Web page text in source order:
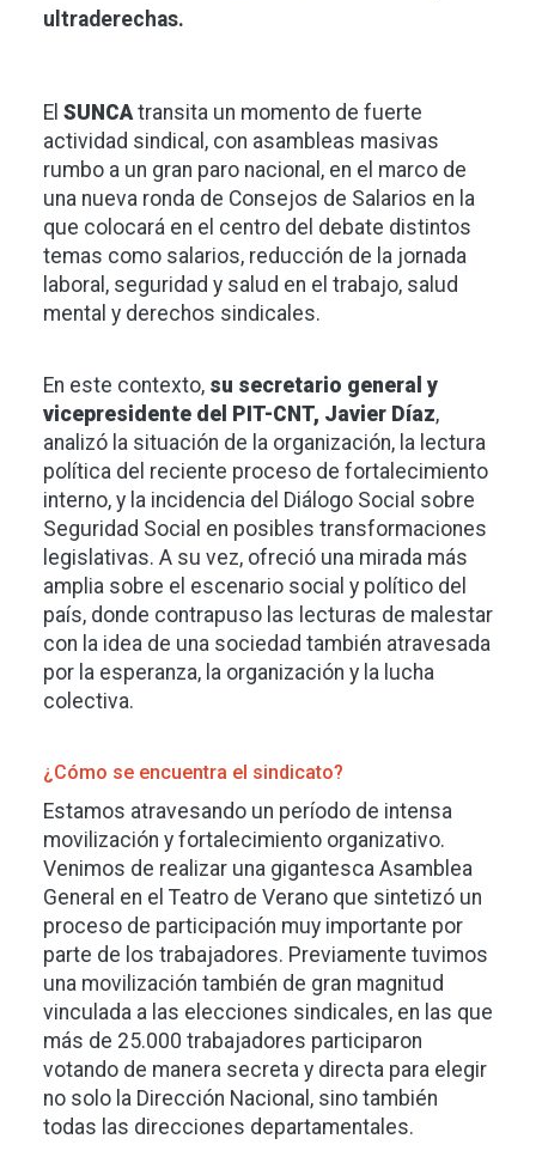
ultraderechas.
El SUNCAtransita un momento de fuerte
actividad sindical, con asambleas masivas
rumbo a un gran paro nacional, en el marco de
una nueva ronda de Consejos de Salarios en la
que colocará en el centro del debate distintos
temas como salarios, reducción de la jornada
laboral, seguridad y salud en el trabajo, salud
mental y derechos sindicales.
En este contexto, su secretario general y
vicepresidente del PIT-CNT, Javier Díaz,
analizó la situación de la organización, la lectura
política del reciente proceso de fortalecimiento
interno, y la incidencia del Diálogo Social sobre
Seguridad Social en posibles transformaciones
legislativas. A su vez, ofreció una mirada más
amplia sobre el escenario social y político del
país, donde contrapuso las lecturas de malestar
con la idea de una sociedad también atravesada
por la esperanza, la organización y la lucha
colectiva.
¿Cómo se encuentra el sindicato?
Estamos atravesando un período de intensa
movilización y fortalecimiento organizativo.
Venimos de realizar una gigantesca Asamblea
General en el Teatro de Verano que sintetizó un
proceso de participación muy importante por
parte de los trabajadores. Previamente tuvimos
una movilización también de gran magnitud
vinculada a las elecciones sindicales, en las que
más de 25.000 trabajadores participaron
votando de manera secreta y directa para elegir
no solo la Dirección Nacional, sino también
todas las direcciones departamentales.